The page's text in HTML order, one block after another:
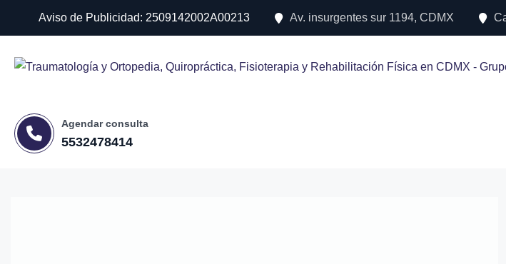
Aviso de Publicidad: 2509142002A00213 Av. insurgentes sur 1194, CDMX
Agendar consulta
5532478414